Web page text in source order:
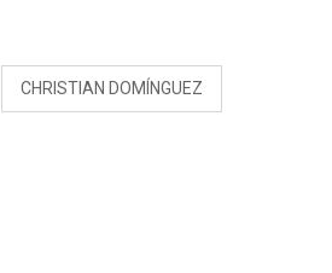
CHRISTIAN DOMÍNGUEZ